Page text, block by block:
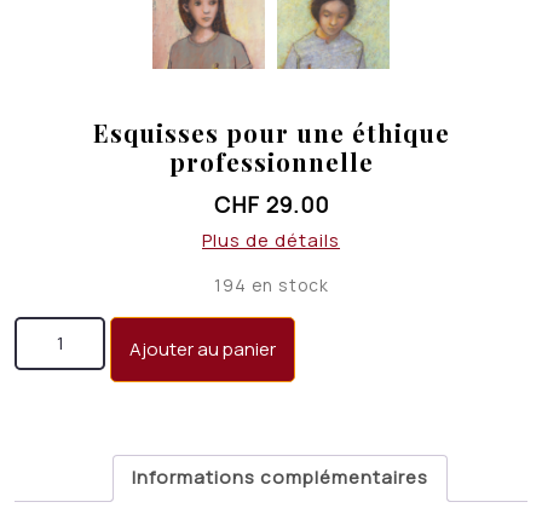
Esquisses pour une éthique
professionnelle
CHF 29.00
Plus de détails
194 en stock
quantité de Esquisses pour une éthique
professionnelle
Ajouter au panier
Informations complémentaires